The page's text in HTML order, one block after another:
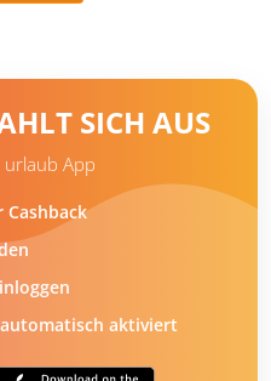
insbesondere in der